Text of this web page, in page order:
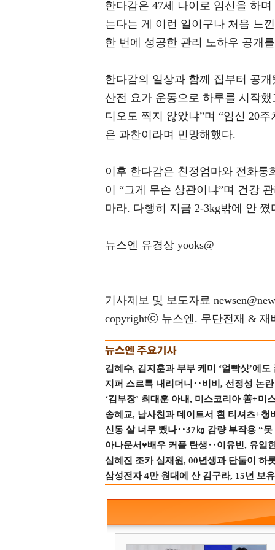
한다감은 47세 나이로 임신을 하
는다는 게 이런 일이구나 처음 느
한 번에 성공한 관리 노하우 공개
한다감의 일상과 함께 집부터 공
산전 요가 운동으로 하루를 시작
디오도 찍지 않았냐”며 “임신 20
은 과찬이라며 민망해했다.
이후 한다감은 친정엄마와 전화통
이 “그게 무슨 상관이냐”며 건강
마라. 다행히 지금 2-3kg밖에 안
뉴스엔 유경상 yooks@
기사제보 및 보도자료
copyrightⓒ 뉴스엔. 무단전재 & 재
김혜수, 김지훈과 부부 케미 ‘얼빡샷’에도
지퍼 스르륵 내리더니‥비비, 선정성 논
‘김부장’ 최대훈 아내, 미스코리아 善+미
송혜교, 남사친과 데이트서 흰 티셔츠+
신동 살 너무 뺐나‥37㎏ 감량 부작용 “
아나운서♥배우 커플 탄생‥이유빈, 유일
심혜진 조카 심재원, 00년생과 단둘이 하
삼성전자 4만 원대에 산 김구라, 15년 보